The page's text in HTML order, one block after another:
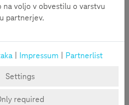
i sadržaja budi interesovanje
voljo v obvestilu o varstvu
partnerjev.
Impressum
Partnerlist
Settings
required